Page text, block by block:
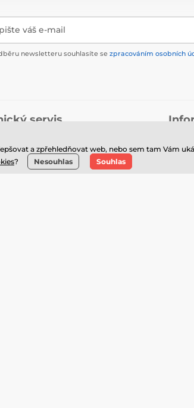
váš e-mail
newsletteru souhlasíte se zpracováním osobních
servis
platba
a zpřehledňovat web, nebo sem tam Vám
? Nesouhlas Souhlas